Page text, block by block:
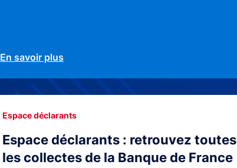
En savoir plus
Espace déclarants : retrouvez toutes
les collectes de la Banque de France
Espace déclarants